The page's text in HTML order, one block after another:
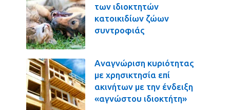
των ιδιοκτητών
κατοικιδίων ζώων
συντροφιάς
Αναγνώριση κυριότητας
με χρησικτησία επί
ακινήτων με την ένδειξη
«αγνώστου ιδιοκτήτη»